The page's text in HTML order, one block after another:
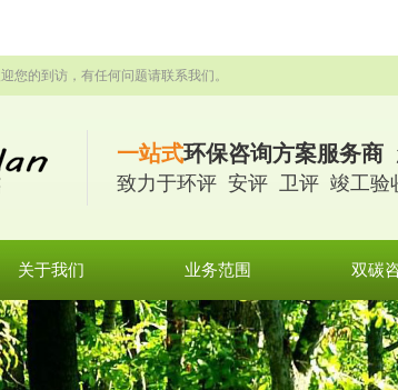
您的到访，有任何问题请联系我们。
一站式环保咨询方案服务商
致力于环评 安评 卫评 竣工验
关于我们 业务范围 双碳